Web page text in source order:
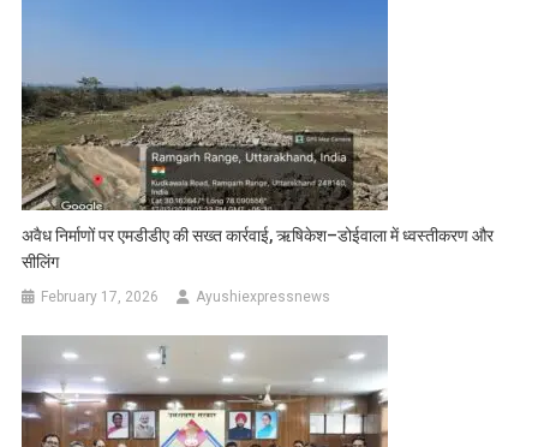
अवैध निर्माणों पर एमडीडीए की सख्त कार्रवाई, ऋषिकेश–डोईवाला में ध्वस्तीकरण और
सीलिंग
February 17, 2026 Ayushiexpressnews